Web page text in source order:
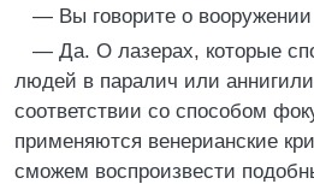
— Вы говорите о
— Да. О лазерах, которые
людей в паралич или
соответствии со способом
применяются венерианские
сможем воспроизвести